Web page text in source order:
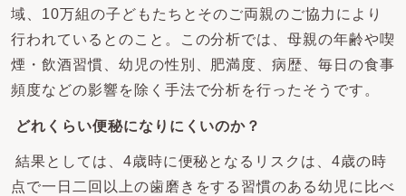
域、10万組の子どもたちとそのご両親のご協力により
行われているとのこと。この分析では、母親の年齢や喫
煙・飲酒習慣、幼児の性別、肥満度、病歴、毎日の食事
頻度などの影響を除く手法で分析を行ったそうです。
どれくらい便秘になりにくいのか？
結果としては、4歳時に便秘となるリスクは、4歳の時
点で一日二回以上の歯磨きをする習慣のある幼児に比べ